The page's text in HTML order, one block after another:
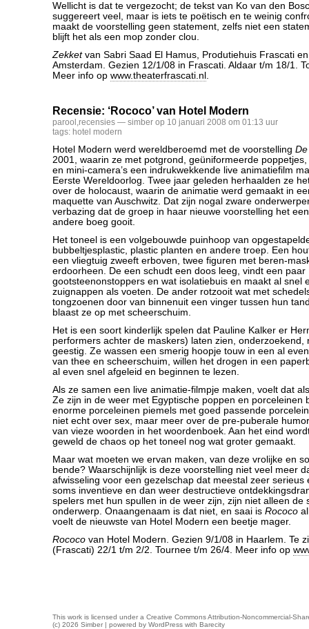
Wellicht is dat te vergezocht; de tekst van Ko van den
suggereert veel, maar is iets te poëtisch en te weinig
maakt de voorstelling geen statement, zelfs niet een
blijft het als een mop zonder clou.
Zekketvan Sabri Saad El Hamus, Produtiehuis Frascati
Amsterdam. Gezien 12/1/08 in Frascati. Aldaar t/m 18/1.
Meer info op www.theaterfrascati.nl .
Recensie: ‘Rococo’ van Hotel Modern
parool ,recensies — simber op 10 januari 2008 om 01:13 uur
tags: hotel modern
Hotel Modern werd wereldberoemd met de voorstelling
2001, waarin ze met potgrond, geüniformeerde
en mini-camera’s een indrukwekkende live animatiefilm
Eerste Wereldoorlog. Twee jaar geleden herhaalden ze
over de holocaust, waarin de animatie werd gemaakt in
maquette van Auschwitz. Dat zijn nogal zware
verbazing dat de groep in haar nieuwe voorstelling het
andere boeg gooit.
Het toneel is een volgebouwde puinhoop van
bubbeltjesplastic, plastic planten en andere troep. Een
een vliegtuig zweeft erboven, twee figuren met beren-
erdoorheen. De een schudt een doos leeg, vindt een paar
gootsteenonstoppers en wat isolatiebuis en maakt al snel
zuignappen als voeten. De ander rotzooit wat met
tongzoenen door van binnenuit een vinger tussen hun
blaast ze op met scheerschuim.
Het is een soort kinderlijk spelen dat Pauline Kalker er
performers achter de maskers) laten zien, onderzoekend,
geestig. Ze wassen een smerig hoopje touw in een al
van thee en scheerschuim, willen het drogen in een
al even snel afgeleid en beginnen te lezen.
Als ze samen een live animatie-filmpje maken, voelt dat
Ze zijn in de weer met Egyptische poppen en porceleinen
enorme porceleinen piemels met goed passende
niet echt over sex, maar meer over de pre-puberale
van vieze woorden in het woordenboek. Aan het eind
geweld de chaos op het toneel nog wat groter gemaakt.
Maar wat moeten we ervan maken, van deze vrolijke en
bende? Waarschijnlijk is deze voorstelling niet veel meer
afwisseling voor een gezelschap dat meestal zeer serieus
soms inventieve en dan weer destructieve
spelers met hun spullen in de weer zijn, zijn niet alleen de
onderwerp. Onaangenaam is dat niet, en saai is Rococo
voelt de nieuwste van Hotel Modern een beetje mager.
Rococo van Hotel Modern. Gezien 9/1/08 in Haarlem. Te
(Frascati) 22/1 t/m 2/2. Tournee t/m 26/4. Meer info op
This work is licensed under a Creative Commons Attribution-Noncommercial-
(c) 2026 Simber | powered by WordPress with Barecity